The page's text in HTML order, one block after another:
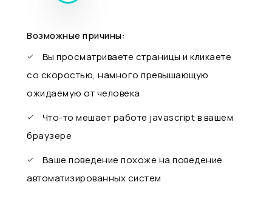
Возможные причины:
Вы просматриваете страницы и кликаете
со скоростью, намного превышающую
ожидаемую от человека
Что-то мешает работе javascript в вашем
браузере
Ваше поведение похоже на поведение
автоматизированных систем